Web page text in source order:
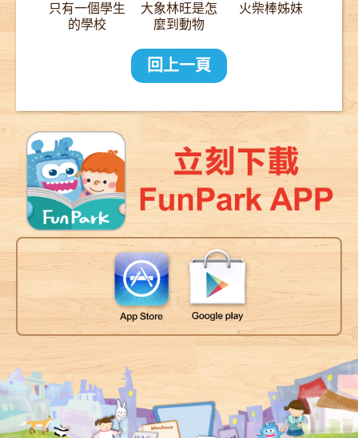
只有一個學生
的學校
大象林旺是怎
麼到動物
2000公里的
長征
火柴棒姊妹
回上一頁